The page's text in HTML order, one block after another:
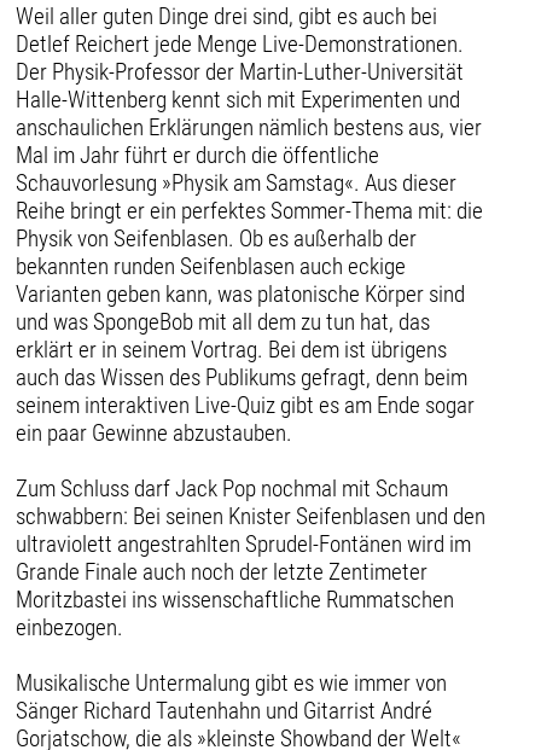
Weil aller guten Dinge drei sind, gibt es auch bei
Detlef Reichert jede Menge Live-Demonstrationen.
Der Physik-Professor der Martin-Luther-Universität
Halle-Wittenberg kennt sich mit Experimenten und
anschaulichen Erklärungen nämlich bestens aus, vier
Mal im Jahr führt er durch die öffentliche
Schauvorlesung »Physik am Samstag«. Aus dieser
Reihe bringt er ein perfektes Sommer-Thema mit: die
Physik von Seifenblasen. Ob es außerhalb der
bekannten runden Seifenblasen auch eckige
Varianten geben kann, was platonische Körper sind
und was SpongeBob mit all dem zu tun hat, das
erklärt er in seinem Vortrag. Bei dem ist übrigens
auch das Wissen des Publikums gefragt, denn beim
seinem interaktiven Live-Quiz gibt es am Ende sogar
ein paar Gewinne abzustauben.
Zum Schluss darf Jack Pop nochmal mit Schaum
schwabbern: Bei seinen Knister Seifenblasen und den
ultraviolett angestrahlten Sprudel-Fontänen wird im
Grande Finale auch noch der letzte Zentimeter
Moritzbastei ins wissenschaftliche Rummatschen
einbezogen.
Musikalische Untermalung gibt es wie immer von
Sänger Richard Tautenhahn und Gitarrist André
Gorjatschow, die als »kleinste Showband der Welt«